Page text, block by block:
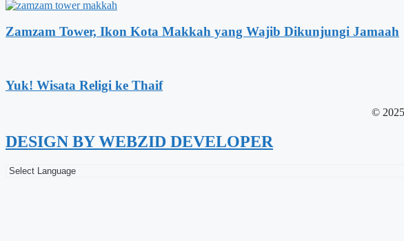
Zamzam Tower, Ikon Kota Makkah yang Wajib Dikunjungi Jamaah
Yuk! Wisata Religi ke Thaif
©
DESIGN BY WEBZID DEVELOPER